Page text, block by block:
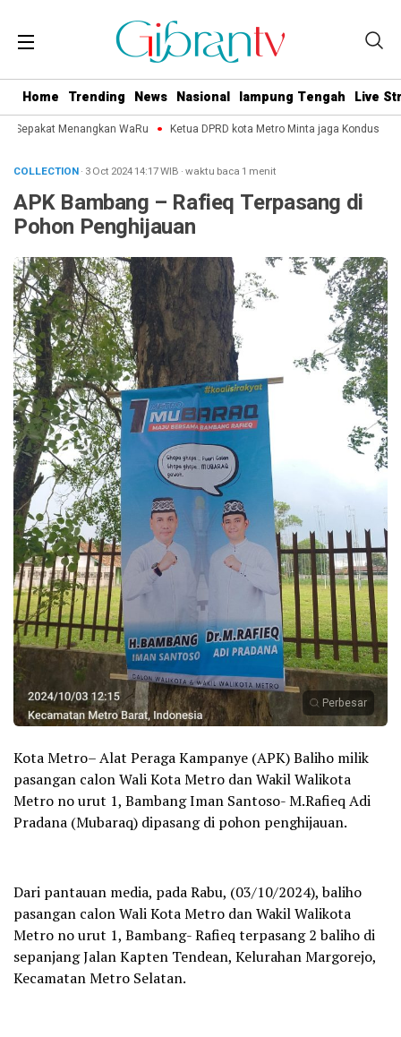
Home Trending News Nasional lampung Tengah Live
Menangkan WaRu Ketua DPRD kota Metro Minta jaga Kondusifitas
COLLECTION· 3 Oct 202414:17WIB ·waktu baca 1 menit
APK Bambang – Rafieq Terpasang di
Pohon Penghijauan
Perbesar
Kota Metro– Alat Peraga Kampanye (APK) Baliho milik
pasangan calon Wali Kota Metro dan Wakil Walikota
Metro no urut 1, Bambang Iman Santoso- M.Rafieq Adi
Pradana (Mubaraq) dipasang di pohon penghijauan.
Dari pantauan media, pada Rabu, (03/10/2024), baliho
pasangan calon Wali Kota Metro dan Wakil Walikota
Metro no urut 1, Bambang- Rafieq terpasang 2 baliho di
sepanjang Jalan Kapten Tendean, Kelurahan Margorejo,
Kecamatan Metro Selatan.